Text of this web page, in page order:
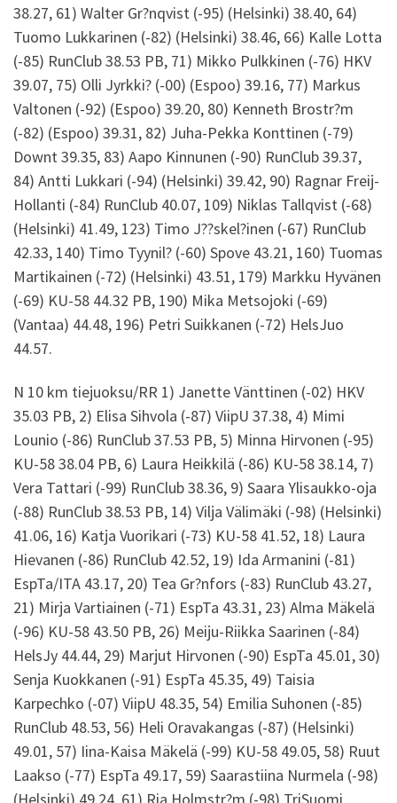
38.27, 61) Walter Gr?nqvist (-95) (Helsinki) 38.40, 64)
Tuomo Lukkarinen (-82) (Helsinki) 38.46, 66) Kalle Lotta
(-85) RunClub 38.53 PB, 71) Mikko Pulkkinen (-76) HKV
39.07, 75) Olli Jyrkki? (-00) (Espoo) 39.16, 77) Markus
Valtonen (-92) (Espoo) 39.20, 80) Kenneth Brostr?m
(-82) (Espoo) 39.31, 82) Juha-Pekka Konttinen (-79)
Downt 39.35, 83) Aapo Kinnunen (-90) RunClub 39.37,
84) Antti Lukkari (-94) (Helsinki) 39.42, 90) Ragnar Freij-
Hollanti (-84) RunClub 40.07, 109) Niklas Tallqvist (-68)
(Helsinki) 41.49, 123) Timo J??skel?inen (-67) RunClub
42.33, 140) Timo Tyynil? (-60) Spove 43.21, 160) Tuomas
Martikainen (-72) (Helsinki) 43.51, 179) Markku Hyvänen
(-69) KU-58 44.32 PB, 190) Mika Metsojoki (-69)
(Vantaa) 44.48, 196) Petri Suikkanen (-72) HelsJuo
44.57.
N 10 km tiejuoksu/RR 1) Janette Vänttinen (-02) HKV
35.03 PB, 2) Elisa Sihvola (-87) ViipU 37.38, 4) Mimi
Lounio (-86) RunClub 37.53 PB, 5) Minna Hirvonen (-95)
KU-58 38.04 PB, 6) Laura Heikkilä (-86) KU-58 38.14, 7)
Vera Tattari (-99) RunClub 38.36, 9) Saara Ylisaukko-oja
(-88) RunClub 38.53 PB, 14) Vilja Välimäki (-98) (Helsinki)
41.06, 16) Katja Vuorikari (-73) KU-58 41.52, 18) Laura
Hievanen (-86) RunClub 42.52, 19) Ida Armanini (-81)
EspTa/ITA 43.17, 20) Tea Gr?nfors (-83) RunClub 43.27,
21) Mirja Vartiainen (-71) EspTa 43.31, 23) Alma Mäkelä
(-96) KU-58 43.50 PB, 26) Meiju-Riikka Saarinen (-84)
HelsJy 44.44, 29) Marjut Hirvonen (-90) EspTa 45.01, 30)
Senja Kuokkanen (-91) EspTa 45.35, 49) Taisia
Karpechko (-07) ViipU 48.35, 54) Emilia Suhonen (-85)
RunClub 48.53, 56) Heli Oravakangas (-87) (Helsinki)
49.01, 57) Iina-Kaisa Mäkelä (-99) KU-58 49.05, 58) Ruut
Laakso (-77) EspTa 49.17, 59) Saarastiina Nurmela (-98)